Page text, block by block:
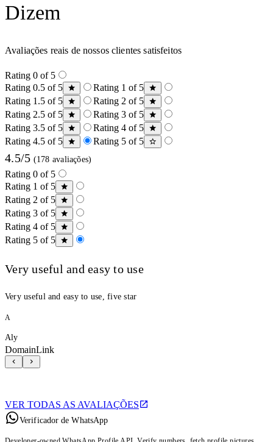
Dizem
Avaliações reais de nossos clientes satisfeitos
Rating 0 of 5
Rating 0.5 of 5
Rating 1 of 5
Rating 1.5 of 5
Rating 2 of 5
Rating 2.5 of 5
Rating 3 of 5
Rating 3.5 of 5
Rating 4 of 5
Rating 4.5 of 5
Rating 5 of 5
4.5/5 (178 avaliações)
Rating 0 of 5
Rating 1 of 5
Rating 2 of 5
Rating 3 of 5
Rating 4 of 5
Rating 5 of 5
Very useful and easy to use
Very useful and easy to use, five star
A
Aly
DomainLink
VER TODAS AS AVALIAÇÕES
Verificador de WhatsApp